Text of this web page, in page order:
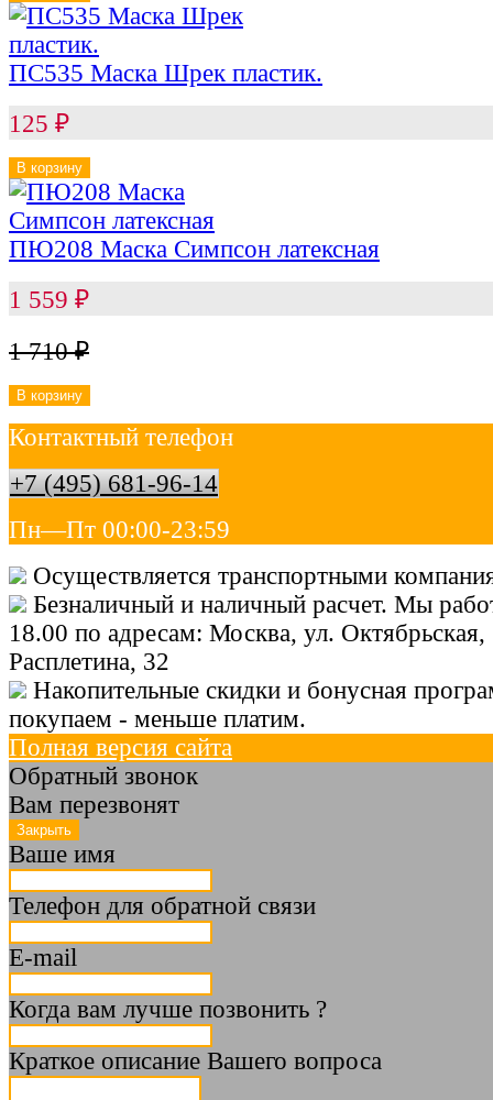
ПС535 Маска Шрек пластик.
125 ₽
В корзину
ПЮ208 Маска Симпсон латексная
1 559 ₽
1 710₽
В корзину
Контактный телефон
+7 (495) 681-96-14
Пн—Пт 00:00-23:59
Осуществляется транспортными
Безналичный и наличный расчет. Мы
18.00 по адресам: Москва, ул. Октябрьская,
Расплетина, 32
Накопительные скидки и бонусная
покупаем - меньше платим.
Полная версия сайта
Обратный звонок
Вам перезвонят
Ваше имя
Телефон для обратной связи
E-mail
Когда вам лучше позвонить ?
Краткое описание Вашего вопроса